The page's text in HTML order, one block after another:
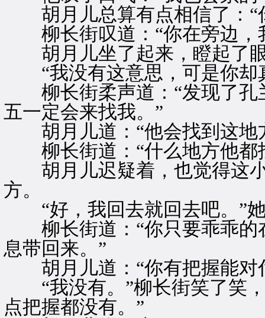
胡月儿总算有点相信了：“
柳长街叹道：“你在旁边，
胡月儿坐了起来，瞪起了眼
“我没有这意思，可是你却
柳长街柔声道：“发现了孔
五一定会来找我。”
胡月儿道：“他会找到这地
柳长街道：“什么地方他都
胡月儿迟疑着，也觉得这小
方。
“好，我回去就回去吧。”
柳长街道：“你只要乖乖的
息带回来。”
胡月儿道：“你有把握能对
“我没有。”柳长街笑了笑，
点把握都没有。”